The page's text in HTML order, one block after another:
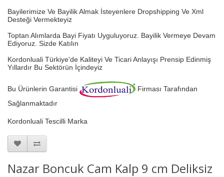
Bayilerimize Ve Bayilik Almak İsteyenlere Dropshipping Ve Xml
Desteği Vermekteyiz
Toptan Alımlarda Bayi Fiyatı Uyguluyoruz. Bayilik Vermeye Devam
Ediyoruz. Sizde Katılın
Kordonluali Türkiye'de Kaliteyi Ve Ticari Anlayışı Prensip Edinmiş
Yıllardır Bu Sektörün İçindeyiz
Bu Ürünlerin Garantisi
Firması Tarafından
Sağlanmaktadır
Kordonluali Tescilli Marka
Nazar Boncuk Cam Kalp 9 cm Deliksiz